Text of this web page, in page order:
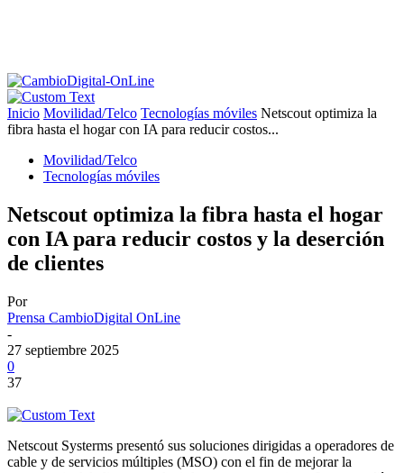
Inicio Movilidad/Telco Tecnologías móviles Netscout optimiza la
fibra hasta el hogar con IA para reducir costos...
Movilidad/Telco
Tecnologías móviles
Netscout optimiza la fibra hasta el hogar
con IA para reducir costos y la deserción
de clientes
Por
Prensa CambioDigital OnLine
-
27 septiembre 2025
0
37
Netscout Systerms presentó sus soluciones dirigidas a operadores de
cable y de servicios múltiples (MSO) con el fin de mejorar la